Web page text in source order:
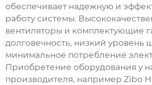
обеспечивает надежную и
работу системы.
вентиляторы и комплектующие
долговечность, низкий уровень
минимальное потребление
Приобретение оборудования у
производителя, напримерZibo